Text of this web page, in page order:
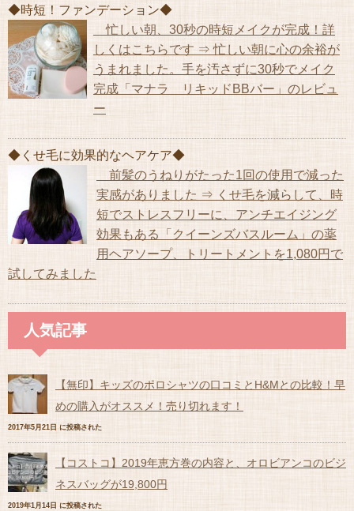
◆時短！ファンデーション◆
忙しい朝、30秒の時短メイクが完成！詳
しくはこちらです ⇒ 忙しい朝に心の余裕が
うまれました。手を汚さずに30秒でメイク
完成「マナラ リキッドBBバー」のレビュ
ー
◆くせ毛に効果的なヘアケア◆
前髪のうねりがたった1回の使用で減った
実感がありました ⇒ くせ毛を減らして、時
短でストレスフリーに、アンチエイジング
効果もある「クイーンズバスルーム」の薬
用ヘアソープ、トリートメントを1,080円で
試してみました
人気記事
【無印】キッズのポロシャツの口コミとH&Mとの比較！早
めの購入がオススメ！売り切れます！
2017年5月21日 に投稿された
【コストコ】2019年恵方巻の内容と、オロビアンコのビジ
ネスバッグが19,800円
2019年1月14日 に投稿された